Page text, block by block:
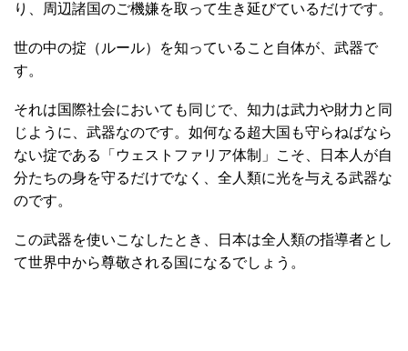
り、周辺諸国のご機嫌を取って生き延びているだけです。
世の中の掟（ルール）を知っていること自体が、武器で
す。
それは国際社会においても同じで、知力は武力や財力と同
じように、武器なのです。如何なる超大国も守らねばなら
ない掟である「ウェストファリア体制」こそ、日本人が自
分たちの身を守るだけでなく、全人類に光を与える武器な
のです。
この武器を使いこなしたとき、日本は全人類の指導者とし
て世界中から尊敬される国になるでしょう。